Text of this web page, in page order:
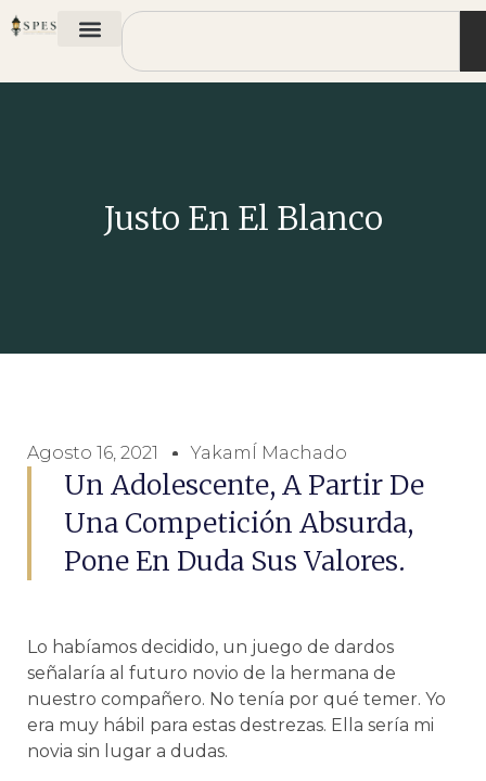
Justo En El Blanco
Agosto 16, 2021 YakamÍ Machado
Un Adolescente, A Partir De
Una Competición Absurda,
Pone En Duda Sus Valores.
Lo habíamos decidido, un juego de dardos
señalaría al futuro novio de la hermana de
nuestro compañero. No tenía por qué temer. Yo
era muy hábil para estas destrezas. Ella sería mi
novia sin lugar a dudas.